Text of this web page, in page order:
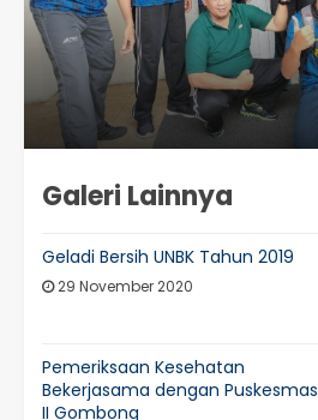
Galeri Lainnya
Geladi Bersih UNBK Tahun 2019
29 November 2020
Pemeriksaan Kesehatan
Bekerjasama dengan Puskesmas
II Gombong